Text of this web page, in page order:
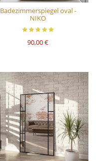
Badezimmerspiegel oval -
NIKO
90,00 €